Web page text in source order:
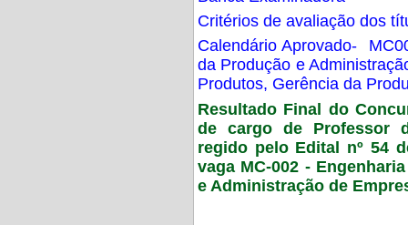
Critérios de avaliação dos
Calendário Aprovado-
da Produção e
Produtos, Gerência da
Resultado Final do
de cargo de Professor
regido pelo Edital nº 54
vaga MC-002 -
e Administração de